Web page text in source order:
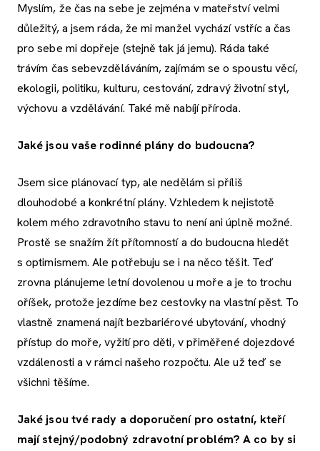
Myslím, že čas na sebe je zejména v mateřství velmi
důležitý, a jsem ráda, že mi manžel vychází vstříc a čas
pro sebe mi dopřeje (stejně tak já jemu). Ráda také
trávím čas sebevzděláváním, zajímám se o spoustu věcí,
ekologii, politiku, kulturu, cestování, zdravý životní styl,
výchovu a vzdělávání. Také mě nabíjí příroda.
Jaké jsou vaše rodinné plány do budoucna?
Jsem sice plánovací typ, ale nedělám si příliš
dlouhodobé a konkrétní plány. Vzhledem k nejistotě
kolem mého zdravotního stavu to není ani úplně možné.
Prostě se snažím žít přítomností a do budoucna hledět
s optimismem. Ale potřebuju se i na něco těšit. Teď
zrovna plánujeme letní dovolenou u moře a je to trochu
oříšek, protože jezdíme bez cestovky na vlastní pěst. To
vlastně znamená najít bezbariérové ubytování, vhodný
přístup do moře, vyžití pro děti, v přiměřené dojezdové
vzdálenosti a v rámci našeho rozpočtu. Ale už teď se
všichni těšíme.
Jaké jsou tvé rady a doporučení pro ostatní, kteří
mají stejný/podobný zdravotní problém? A co by si